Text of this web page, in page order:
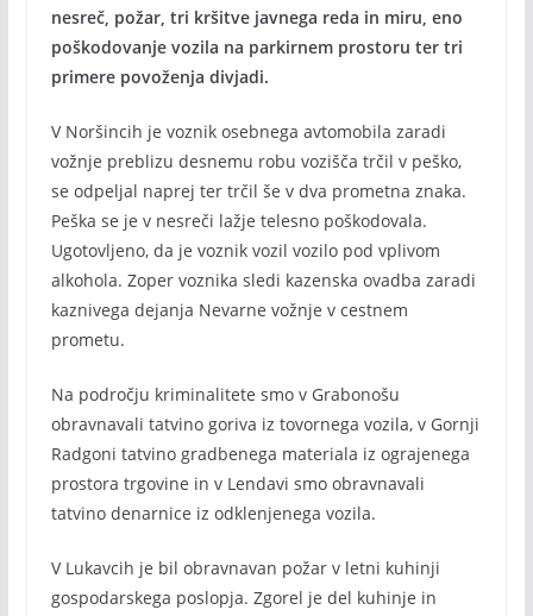
nesreč, požar, tri kršitve javnega reda in miru, eno
poškodovanje vozila na parkirnem prostoru ter tri
primere povoženja divjadi.
V Noršincih je voznik osebnega avtomobila zaradi
vožnje preblizu desnemu robu vozišča trčil v peško,
se odpeljal naprej ter trčil še v dva prometna znaka.
Peška se je v nesreči lažje telesno poškodovala.
Ugotovljeno, da je voznik vozil vozilo pod vplivom
alkohola. Zoper voznika sledi kazenska ovadba zaradi
kaznivega dejanja Nevarne vožnje v cestnem
prometu.
Na področju kriminalitete smo v Grabonošu
obravnavali tatvino goriva iz tovornega vozila, v Gornji
Radgoni tatvino gradbenega materiala iz ograjenega
prostora trgovine in v Lendavi smo obravnavali
tatvino denarnice iz odklenjenega vozila.
V Lukavcih je bil obravnavan požar v letni kuhinji
gospodarskega poslopja. Zgorel je del kuhinje in